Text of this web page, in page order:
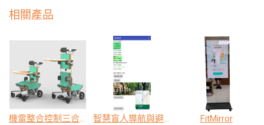
相關產品
機電整合控制三合一多功能創新擺位輔具 智慧盲人導航與避障輔助系統 FitMirror